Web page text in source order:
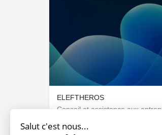
ELEFTHEROS
Sociétés & Startups
Salut c'est nous...